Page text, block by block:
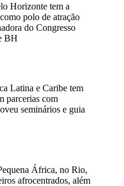
Horizonte tem a
polo de atração
do Congresso
BH
Latina e Caribe tem
parcerias com
seminários e guia
África, no Rio,
afrocentrados, além